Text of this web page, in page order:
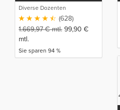
Diverse Dozenten
(628)
1.669,97€mtl. 99,90 €
mtl.
Sie sparen 94 %